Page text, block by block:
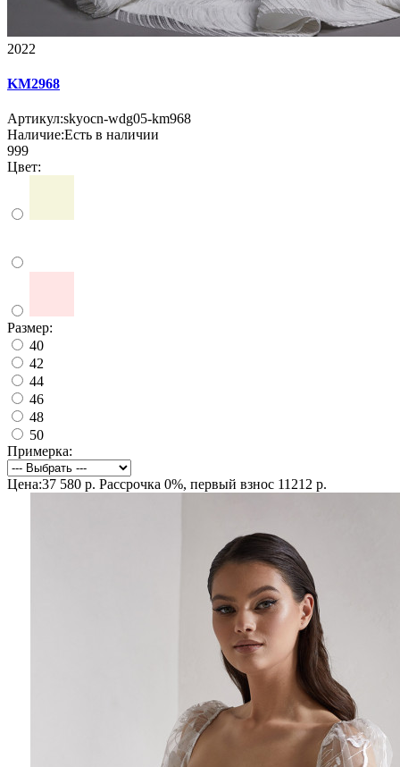
2022
KM2968
Артикул:skyocn-wdg05-km968
Наличие:Есть в наличии
999
Цвет:
Размер:
40
42
44
46
48
50
Примерка:
Цена:37 580 р. Рассрочка 0%, первый взнос 11212 р.